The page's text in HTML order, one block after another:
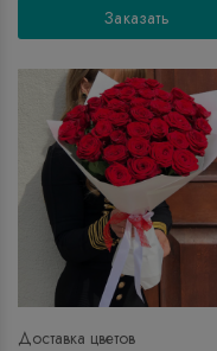
Заказать
Доставка цветов